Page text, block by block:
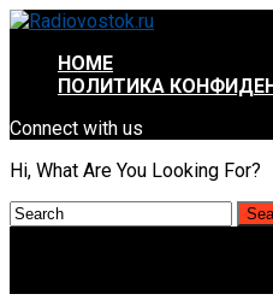
HOME
ПОЛИТИКА
Connect with us
Hi, What Are You Looking For?